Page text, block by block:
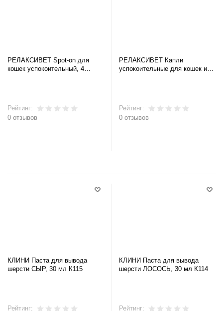
РЕЛАКСИВЕТ Spot-on для
кошек успокоительный, 4
Рейтинг:
0 отзывов
РЕЛАКСИВЕТ Капли
успокоительные для кошек и
Рейтинг:
0 отзывов
КЛИНИ Паста для вывода
шерсти СЫР, 30 мл К115
Рейтинг:
КЛИНИ Паста для вывода
шерсти ЛОСОСЬ, 30 мл К114
Рейтинг: